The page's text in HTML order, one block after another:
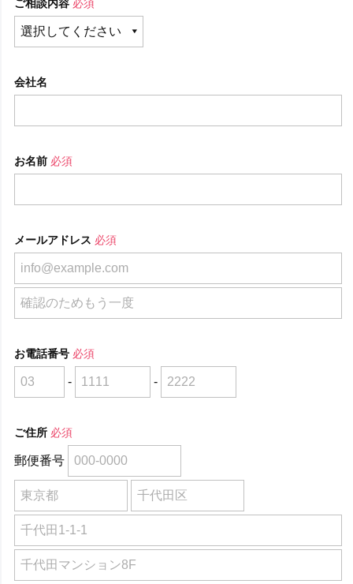
ご相談内容 必須
会社名
お名前 必須
メールアドレス 必須
お電話番号 必須
- -
ご住所 必須
郵便番号